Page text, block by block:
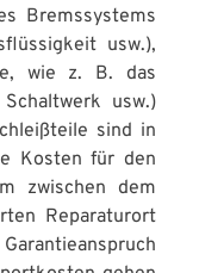
Bremssystems
usw.),
wie z. B. das
usw.)
sind in
Kosten für den
zwischen dem
Reparaturort